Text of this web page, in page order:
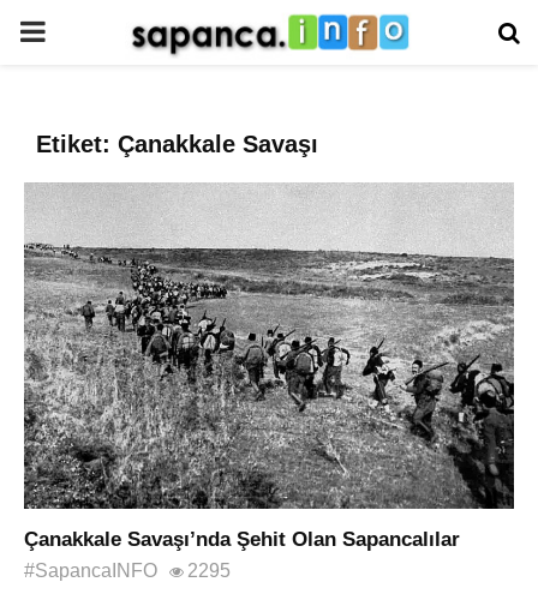
PRIMARY
Etiket: Çanakkale Savaşı
Çanakkale Savaşı’nda Şehit Olan Sapancalılar
#SapancaINFO 2295